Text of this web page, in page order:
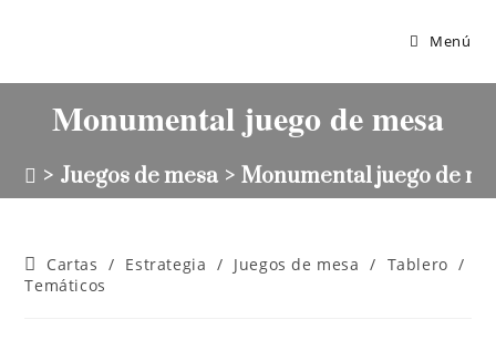
Menú
Monumental juego de mesa
> Juegos de mesa > Monumental juego de
Cartas / Estrategia / Juegos de mesa / Tablero /
Temáticos